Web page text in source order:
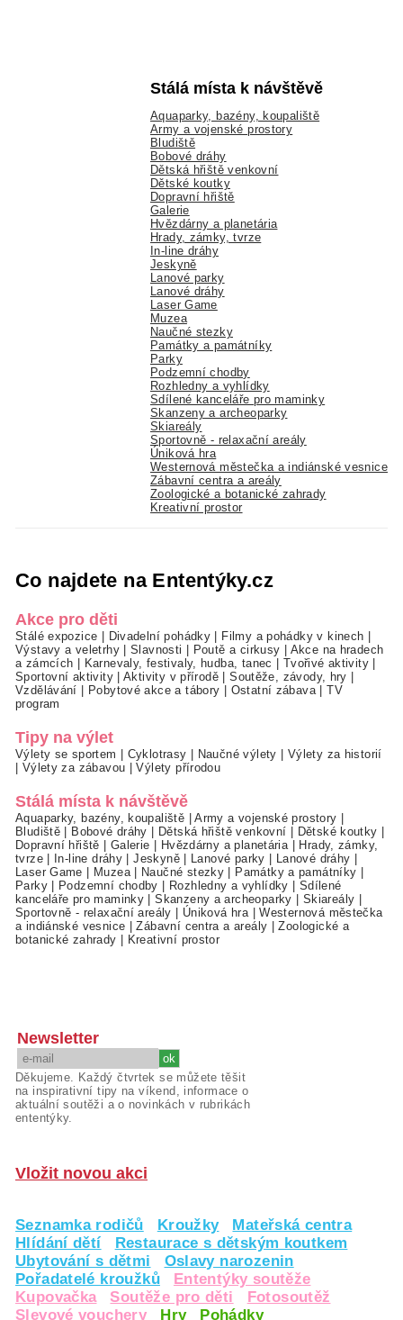
Stálá místa k návštěvě
Aquaparky, bazény, koupaliště
Army a vojenské prostory
Bludiště
Bobové dráhy
Dětská hřiště venkovní
Dětské koutky
Dopravní hřiště
Galerie
Hvězdárny a planetária
Hrady, zámky, tvrze
In-line dráhy
Jeskyně
Lanové parky
Lanové dráhy
Laser Game
Muzea
Naučné stezky
Památky a památníky
Parky
Podzemní chodby
Rozhledny a vyhlídky
Sdílené kanceláře pro maminky
Skanzeny a archeoparky
Skiareály
Sportovně - relaxační areály
Úniková hra
Westernová městečka a indiánské vesnice
Zábavní centra a areály
Zoologické a botanické zahrady
Kreativní prostor
Co najdete na Ententýky.cz
Akce pro děti
Stálé expozice Divadelní pohádky Filmy a pohádky v kinech
Výstavy a veletrhy|Slavnosti Poutě a cirkusy
Akce na hradech
a zámcích
Karnevaly, festivaly, hudba, tanec Tvořivé aktivity
Sportovní aktivity|Aktivity v přírodě |Soutěže, závody, hry
Vzdělávání
Pobytové akce a tábory Ostatní zábava|TV
program
Tipy na výlet
Výlety se sportem Cyklotrasy Naučné výlety
Výlety za historií
Výlety za zábavou |Výlety přírodou
Stálá místa k návštěvě
Aquaparky, bazény, koupaliště |Army a vojenské prostory
Bludiště
Bobové dráhy Dětská hřiště venkovní Dětské koutky
Dopravní hřiště
Galerie Hvězdárny a planetária|
Hrady, zámky,
tvrze| In-line dráhy |Jeskyně| Lanové parky Lanové dráhy
Laser Game
Muzea| Naučné stezky Památky a památníky
Parky| Podzemní chodby Rozhledny a vyhlídky
Sdílené
kanceláře pro maminky |Skanzeny a archeoparky Skiareály
Sportovně - relaxační areály
Úniková hra|Westernová městečka
a indiánské vesnice |Zábavní centra a areály |Zoologické a
botanické zahrady
Kreativní prostor
Newsletter
Děkujeme. Každý čtvrtek se můžete těšit
na inspirativní tipy na víkend, informace o
aktuální soutěži a o novinkách v rubrikách
ententýky.
Vložit novou akci
Seznamka rodičů Kroužky
Mateřská centra
Hlídání dětí
Restaurace s dětským koutkem
Ubytování s dětmi
Oslavy narozenin
Pořadatelé kroužků
Ententýky soutěže
Kupovačka
Soutěže pro děti
Fotosoutěž
Slevové vouchery
Hry Pohádky